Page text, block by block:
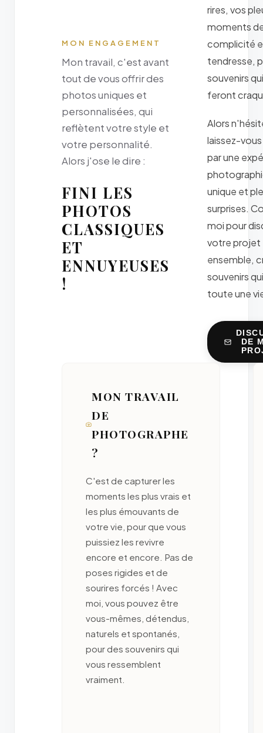
MON ENGAGEMENT
Mon travail, c'est avant
tout de vous offrir des
photos uniques et
personnalisées, qui
reflètent votre style et
votre personnalité.
Alors j'ose le dire :
FINI LES
PHOTOS
CLASSIQUES
ET
ENNUYEUSES
!
rires, vos
moments
complicité
tendresse,
souvenirs
feront
Alors
laissez-
par une
unique et
surprises.
moi pour
votre projet
ensemble,
souvenirs
toute une
DE
MON TRAVAIL
DE
PHOTOGRAPHE
?
C'est de capturer les
moments les plus vrais et
les plus émouvants de
votre vie, pour que vous
puissiez les revivre
encore et encore. Pas de
poses rigides et de
sourires forcés ! Avec
moi, vous pouvez être
vous-mêmes, détendus,
naturels et spontanés,
pour des souvenirs qui
vous ressemblent
vraiment.